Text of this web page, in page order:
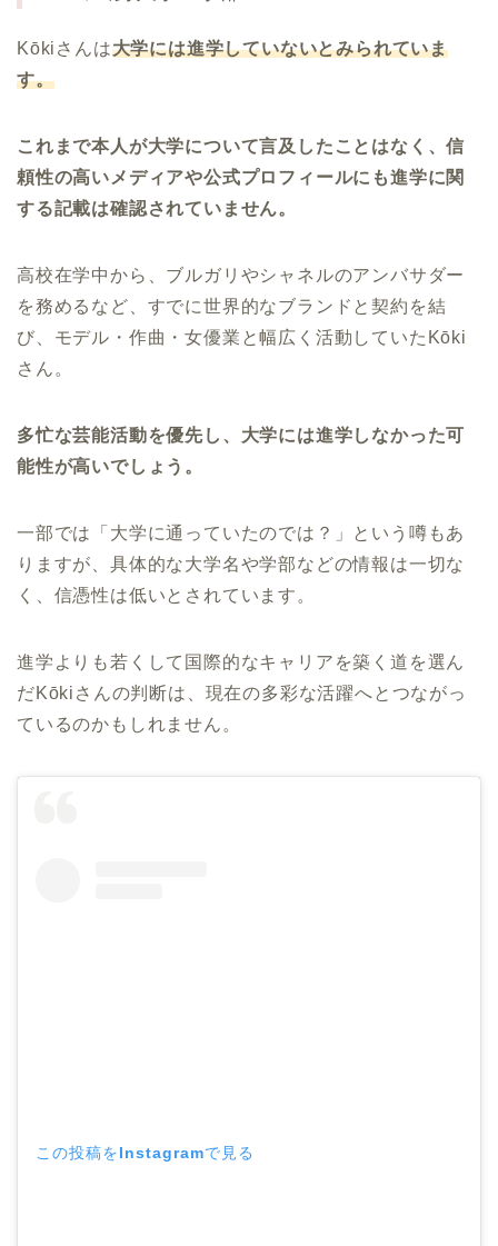
Kōkiさんは大学には進学していないとみられていま
す。
これまで本人が大学について言及したことはなく、信
頼性の高いメディアや公式プロフィールにも進学に関
する記載は確認されていません。
高校在学中から、ブルガリやシャネルのアンバサダー
を務めるなど、すでに世界的なブランドと契約を結
び、モデル・作曲・女優業と幅広く活動していたKōki
さん。
多忙な芸能活動を優先し、大学には進学しなかった可
能性が高いでしょう。
一部では「大学に通っていたのでは？」という噂もあ
りますが、具体的な大学名や学部などの情報は一切な
く、信憑性は低いとされています。
進学よりも若くして国際的なキャリアを築く道を選ん
だKōkiさんの判断は、現在の多彩な活躍へとつながっ
ているのかもしれません。
この投稿をInstagramで見る